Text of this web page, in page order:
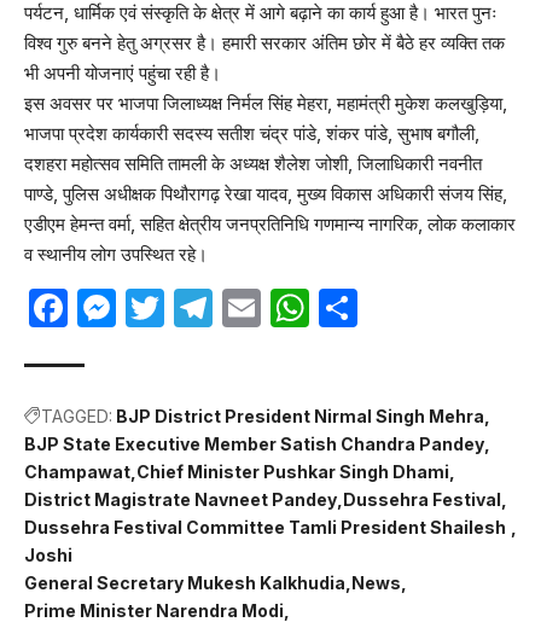
पर्यटन, धार्मिक एवं संस्कृति के क्षेत्र में आगे बढ़ाने का कार्य हुआ है। भारत पुनः
विश्व गुरु बनने हेतु अग्रसर है। हमारी सरकार अंतिम छोर में बैठे हर व्यक्ति तक
भी अपनी योजनाएं पहुंचा रही है।
इस अवसर पर भाजपा जिलाध्यक्ष निर्मल सिंह मेहरा, महामंत्री मुकेश कलखुड़िया,
भाजपा प्रदेश कार्यकारी सदस्य सतीश चंद्र पांडे, शंकर पांडे, सुभाष बगौली,
दशहरा महोत्सव समिति तामली के अध्यक्ष शैलेश जोशी, जिलाधिकारी नवनीत
पाण्डे, पुलिस अधीक्षक पिथौरागढ़ रेखा यादव, मुख्य विकास अधिकारी संजय सिंह,
एडीएम हेमन्त वर्मा, सहित क्षेत्रीय जनप्रतिनिधि गणमान्य नागरिक, लोक कलाकार
व स्थानीय लोग उपस्थित रहे।
Facebook
Messenger
Twitter
Telegram
EmailWhatsApp
TAGGED: BJP District President Nirmal Singh Mehra
BJP State Executive Member Satish Chandra Pandey
Champawat Chief Minister Pushkar Singh Dhami
District Magistrate Navneet Pandey Dussehra Festival
Dussehra Festival Committee Tamli President Shailesh
Joshi
General Secretary Mukesh Kalkhudia News
Prime Minister Narendra Modi